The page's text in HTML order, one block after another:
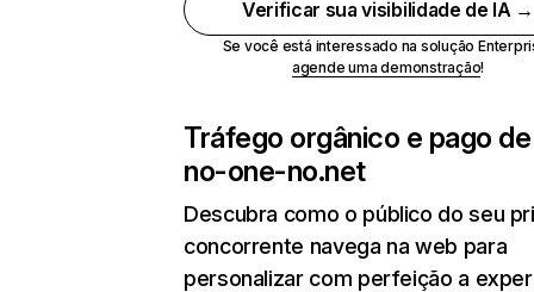
Verificar sua visibilidade de IA →
Se você está interessado na solução
agende uma demonstração!
Tráfego orgânico e pago de
no-one-no.net
Descubra como o público do seu
concorrente navega na web para
personalizar com perfeição a